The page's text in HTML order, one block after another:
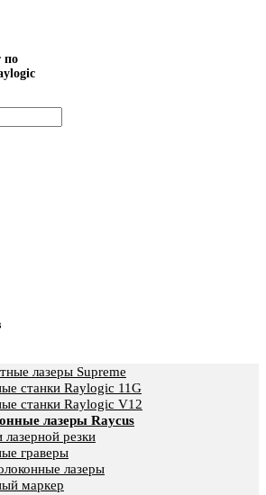
по
лазеры Supreme
станки Raylogic 11G
станки Raylogic V12
лазеры Raycus
лазерной резки
граверы
лазеры
маркер